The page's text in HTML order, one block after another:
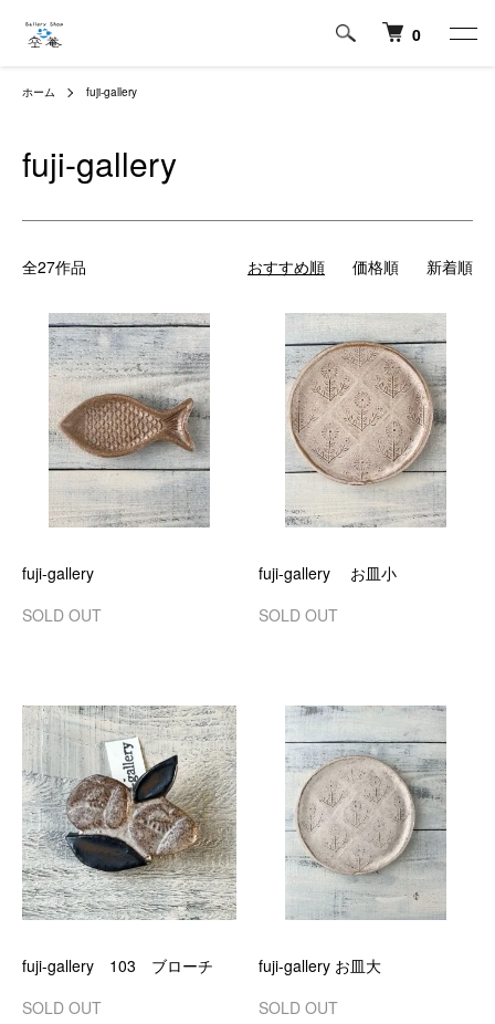
0
ホーム fuji-gallery
fuji-gallery
全27作品 おすすめ順 価格順 新着順
fuji-gallery
SOLD OUT
fuji-gallery お皿小
SOLD OUT
fuji-gallery 103 ブローチ
SOLD OUT
fuji-gallery お皿大
SOLD OUT